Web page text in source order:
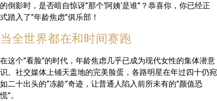
的倒影时，是否暗自惊讶”那个’阿姨’是谁”？恭喜你，你已经正
式踏入了”年龄焦虑”俱乐部！
当全世界都在和时间赛跑
在这个”看脸”的时代，年龄焦虑几乎已成为现代女性的集体潜意
识。社交媒体上铺天盖地的完美脸蛋，各路明星在年过四十仍宛
如二十出头的”冻龄”奇迹，让普通人陷入前所未有的”颜值恐
慌”。